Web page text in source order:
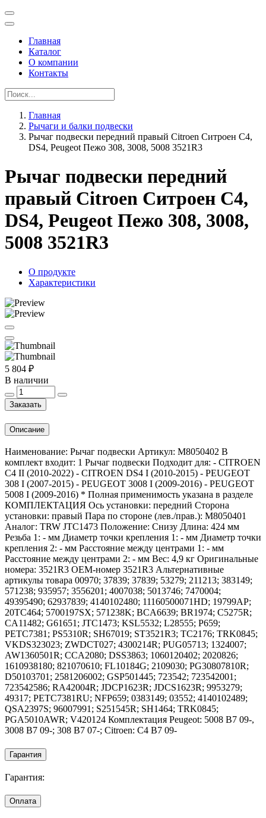
Главная
Каталог
О компании
Контакты
Главная
Рычаги и балки подвески
Рычаг подвески передний правый Citroen Ситроен C4,
DS4, Peugeot Пежо 308, 3008, 5008 3521R3
Рычаг подвески передний
правый Citroen Ситроен C4,
DS4, Peugeot Пежо 308, 3008,
5008 3521R3
О продукте
Характеристики
5 804 ₽
В наличии
Заказать
Описание
Наименование: Рычаг подвески Артикул: M8050402 В
комплект входит: 1 Рычаг подвески Подходит для: - CITROEN
C4 II (2010-2022) - CITROEN DS4 I (2010-2015) - PEUGEOT
308 I (2007-2015) - PEUGEOT 3008 I (2009-2016) - PEUGEOT
5008 I (2009-2016) * Полная применимость указана в разделе
КОМПЛЕКТАЦИЯ Ось установки: передний Сторона
установки: правый Пара по стороне (лев./прав.): M8050401
Аналог: TRW JTC1473 Положение: Снизу Длина: 424 мм
Резьба 1: - мм Диаметр точки крепления 1: - мм Диаметр точки
крепления 2: - мм Расстояние между центрами 1: - мм
Расстояние между центрами 2: - мм Вес: 4,9 кг Оригинальные
номера: 3521R3 OEM-номер 3521R3 Альтернативные
артикулы товара 00970; 37839; 37839; 53279; 211213; 383149;
571238; 935957; 3556201; 4007038; 5013746; 7470004;
49395490; 62937839; 4140102480; 11160500071HD; 19799AP;
20TC464; 5700197SX; 571238K; BCA6639; BR1974; C5275R;
CA11482; G61651; JTC1473; KSL5532; L28555; P659;
PETC7381; PS5310R; SH67019; ST3521R3; TC2176; TRK0845;
VKDS323023; ZWDCT027; 4300214R; PUG05713; 1324007;
AW1360501R; CCA2080; DSS3863; 1060120402; 2020826;
1610938180; 821070610; FL10184G; 2109030; PG30807810R;
D50103701; 2581206002; GSP501445; 723542; 723542001;
723542586; RA42004R; JDCP1623R; JDCS1623R; 9953279;
49317; PETC7381RU; NFP659; 0383149; 03552; 4140102489;
QSA2397S; 96007991; S251545R; SH1464; TRK0845;
PGA5010AWR; V420124 Комплектация Peugeot: 5008 B7 09-,
3008 B7 09-; 308 B7 07-; Citroen: C4 B7 09-
Гарантия
Гарантия:
Оплата